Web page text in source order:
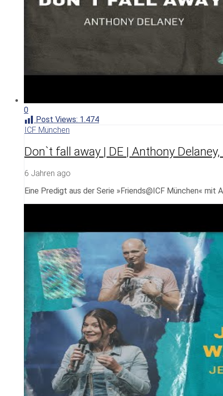
0
Post Views: 1.474
ICF München
Don`t fall away | DE | Anthony
6 Jahren ago
Eine Predigt aus der Serie »Friends@ICF München«